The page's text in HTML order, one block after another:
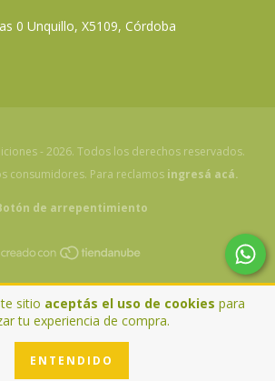
sitio aceptás el uso de cookies para
tu experiencia de compra.
ENTENDIDO
0 Unquillo, X5109, Córdoba
- 2026. Todos los derechos reservados.
consumidores. Para reclamos ingresá acá.
de arrepentimiento